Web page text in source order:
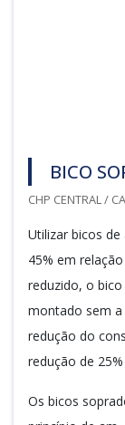
BICO
CHP CENTRAL /
Utilizar bicos
45% em
reduzido, o
montado sem a
redução do
redução de
Os bicos